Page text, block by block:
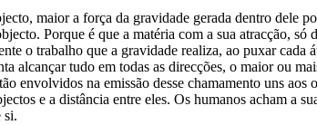
maior a força da gravidade gerada dentro dele
Porque é que a matéria com a sua atracção,
o trabalho que a gravidade realiza, ao puxar
alcançar tudo em todas as direcções, o maior ou
envolvidos na emissão desse chamamento uns
e a distância entre eles. Os humanos acham
si.